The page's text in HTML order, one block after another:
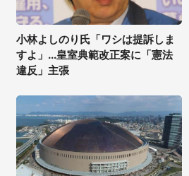
小林よしのり氏「ワシは提訴しま
すよ」...皇室典範改正案に「憲法
違反」主張